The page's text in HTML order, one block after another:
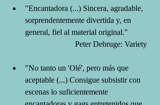
"Encantadora (...) Sincera, agradable,
sorprendentemente divertida y, en
general, fiel al material original."
Peter Debruge: Variety
"No tanto un 'Olé', pero más que
aceptable (...) Consigue subsistir con
escenas lo suficientemente